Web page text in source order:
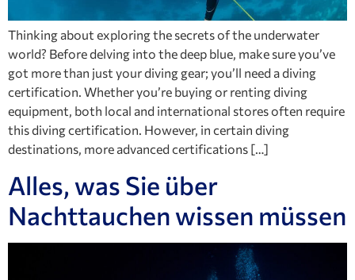
Thinking about exploring the secrets of the underwater
world? Before delving into the deep blue, make sure you’ve
got more than just your diving gear; you’ll need a diving
certification. Whether you’re buying or renting diving
equipment, both local and international stores often require
this diving certification. However, in certain diving
destinations, more advanced certifications […]
Alles, was Sie über
Nachttauchen wissen müssen